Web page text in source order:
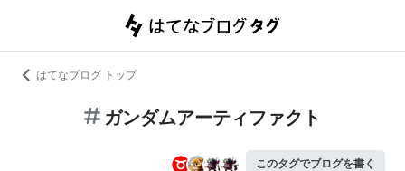
はてなブログ トップ
ガンダムアーティファクト
このタグでブログを書く